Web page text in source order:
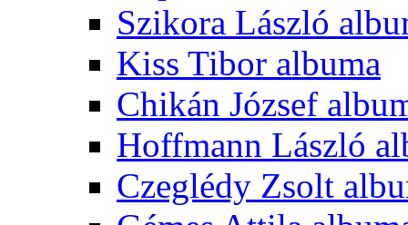
Szikora László
Kiss Tibor albuma
Chikán József
Hoffmann László
Czeglédy Zsolt